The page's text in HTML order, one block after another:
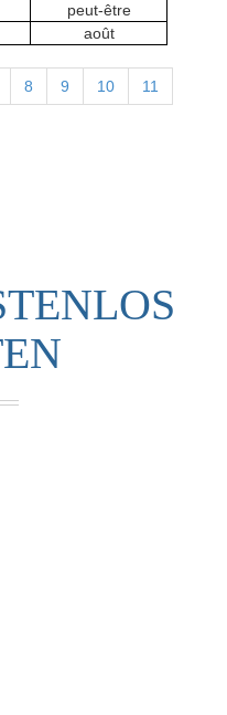
peut-être
août
8 9 10 11